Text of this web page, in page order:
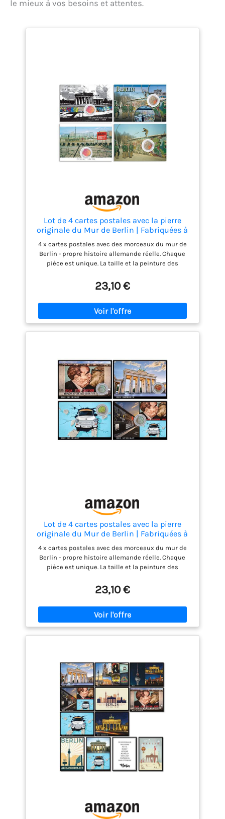
le mieux à vos besoins et attentes.
Lot de 4 cartes postales avec la pierre
originale du Mur de Berlin | Fabriquées à
la main directement à la manufacture de
Berlin | Souvenir et cadeau
4 x cartes postales avec des morceaux du mur de
Berlin - propre histoire allemande réelle. Chaque
pièce est unique. La taille et la peinture des
postales spéciales sont parfaites comme cadeaux,
souvenirs. Vous recevrez un morceau du mur
frontalier original de Berlin de la RDA inséré dans
des cartes postales modernes avec des motifs
correspondants de la capitale dans un lot de
quatre. Directement de la manufacture de Berlin :
pièces uniques à partir de fragments du Mur de
Berlin. La peinture du mur de Berlin est
généralement appliquée après, car la peinture ou le
tableau des années antérieures à 1990 s'est en
grande partie décoloré en raison des conditions
météorologiques. Réputation : Notre manufacture a
déjà reçu de nombreuses mentions dans des
médias réputés tels que Forbes, SPIEGEL Online et
le Daily Telegraph. Nous fournissons le mur de
23,10 €
Lot de 4 cartes postales avec la pierre
originale du Mur de Berlin | Fabriquées à
la main directement à la manufacture de
Berlin | Souvenir et cadeau
4 x cartes postales avec des morceaux du mur de
Berlin - propre histoire allemande réelle. Chaque
pièce est unique. La taille et la peinture des
postales spéciales sont parfaites comme cadeaux,
souvenirs. Vous recevrez un morceau du mur
frontalier original de Berlin de la RDA inséré dans
des cartes postales modernes avec des motifs
correspondants de la capitale dans un lot de
quatre. Directement de la manufacture de Berlin :
pièces uniques à partir de fragments du Mur de
Berlin. La peinture du mur de Berlin est
généralement appliquée après, car la peinture ou le
tableau des années antérieures à 1990 s'est en
grande partie décoloré en raison des conditions
météorologiques. Réputation : Notre manufacture a
déjà reçu de nombreuses mentions dans des
médias réputés tels que Forbes, SPIEGEL Online et
le Daily Telegraph. Nous fournissons le mur de
Berlin aux musées, aux universités, au Bundestag
allemand et à d'autres institutions. L'ensemble de
la production se déroule à Berlin, en Allemagne.
23,10 €